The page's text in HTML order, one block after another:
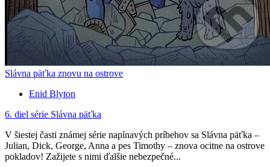
Slávna päťka znovu na ostrove
Enid Blyton
6. diel série Slávna päťka
V šiestej časti známej série napínavých príbehov sa Slávna päťka –
Julian, Dick, George, Anna a pes Timothy – znova ocitne na ostrove
pokladov! Zažijete s nimi ďalšie nebezpečné...